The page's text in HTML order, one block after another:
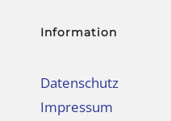
Information
Datenschutz
Impressum